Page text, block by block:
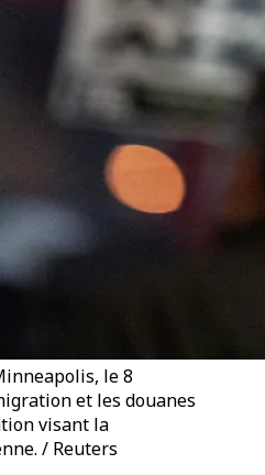
le 8
et les douanes
visant la
/ Reuters